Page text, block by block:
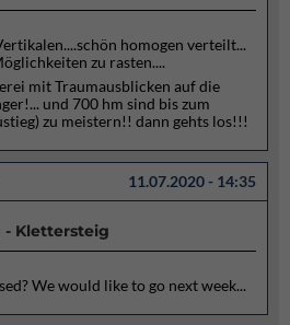
homogen verteilt...
zu rasten....
mit Traumausblicken auf die
und 700 hm sind bis zum
zu meistern!! dann gehts los!!!
11.07.2020 - 14:35
- Klettersteig
We would like to go next week...